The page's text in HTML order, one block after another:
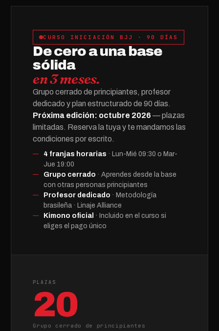
CURSO INICIACIÓN BJJ · 90 DÍAS
De cero a una base
sólida
en 3 meses.
Grupo cerrado de principiantes, profesor
dedicado y plan estructurado de 90 días.
Próxima edición: octubre 2026 — plazas
limitadas. Reserva la tuya y te mandamos las
condiciones por escrito.
4 franjas horarias · Lun-Mié 09:30 o Mar-
Jue 19:00
Grupo cerrado · Aprendes desde la base
con otras personas principiantes
Profesor dedicado · Metodología
brasileña · Linaje Alliance
Kimono oficial · Incluido en el curso si
eliges el pago único
PLAZAS
20
Grupo cerrado de principiantes